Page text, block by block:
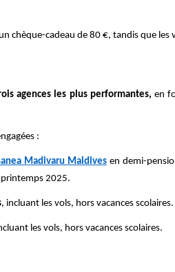
cadeau de 80 €, tandis que les
agences les plus performantes, en
:
Madivaru Maldivesen demi-
printemps 2025.
, incluant les vols, hors vacances scolaires.
les vols, hors vacances scolaires.